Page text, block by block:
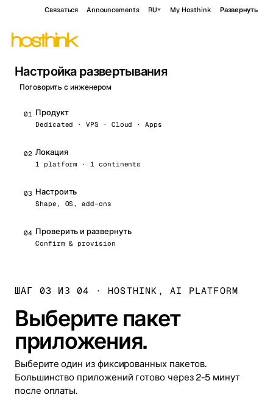
Связаться Announcements RU My Hosthink Развернуть
Настройка развертывания
Поговорить с инженером
01 Продукт
Dedicated · VPS · Cloud · Apps
02 Локация
1 platform · 1 continents
03 Настроить
Shape, OS, add-ons
04 Проверить и развернуть
Confirm & provision
ШАГ 03 ИЗ 04 ·HOSTHINK, AI PLATFORM
Выберите пакет
приложения.
Выберите один из фиксированных пакетов.
Большинство приложений готово через 2-5 минут
после оплаты.